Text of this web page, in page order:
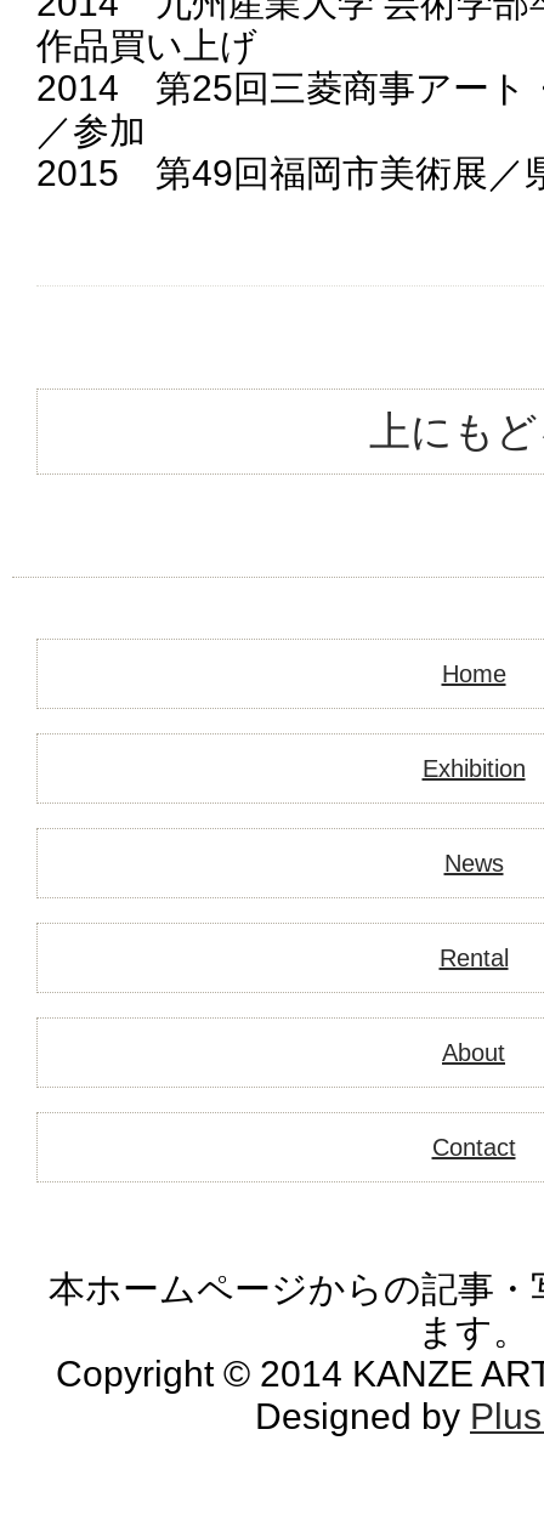
作品買い上げ
2014 第25回三菱商事アート
／参加
2015 第49回福岡市美術展／
上にも
Home
Exhibition
News
Rental
About
Contact
本ホームページからの記事
ます。
Copyright © 2014 KANZE
Designed by